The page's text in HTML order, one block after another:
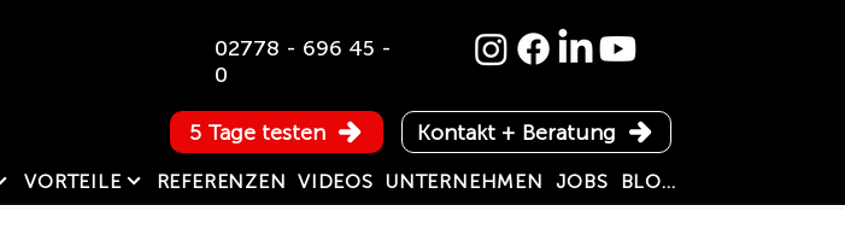
02778 - 696 45 -
0
Kontakt + Beratung
VORTEILE REFERENZEN VIDEOS UNTERNEHMEN JOBS BLOG
5 Tage testen